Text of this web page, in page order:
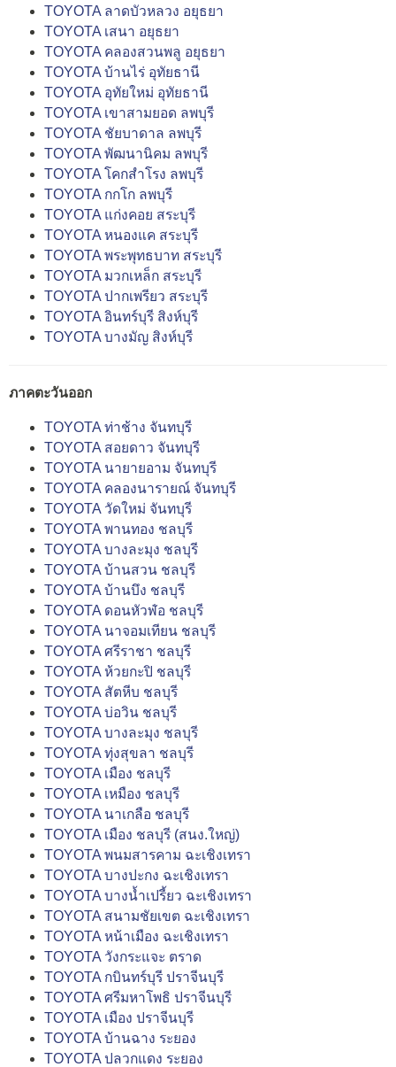
TOYOTA ลาดบัวหลวง อยุธยา
TOYOTA เสนา อยุธยา
TOYOTA คลองสวนพลู อยุธยา
TOYOTA บ้านไร่ อุทัยธานี
TOYOTA อุทัยใหม่ อุทัยธานี
TOYOTA เขาสามยอด ลพบุรี
TOYOTA ชัยบาดาล ลพบุรี
TOYOTA พัฒนานิคม ลพบุรี
TOYOTA โคกสำโรง ลพบุรี
TOYOTA กกโก ลพบุรี
TOYOTA แก่งคอย สระบุรี
TOYOTA หนองแค สระบุรี
TOYOTA พระพุทธบาท สระบุรี
TOYOTA มวกเหล็ก สระบุรี
TOYOTA ปากเพรียว สระบุรี
TOYOTA อินทร์บุรี สิงห์บุรี
TOYOTA บางมัญ สิงห์บุรี
ภาคตะวันออก
TOYOTA ท่าช้าง จันทบุรี
TOYOTA สอยดาว จันทบุรี
TOYOTA นายายอาม จันทบุรี
TOYOTA คลองนารายณ์ จันทบุรี
TOYOTA วัดใหม่ จันทบุรี
TOYOTA พานทอง ชลบุรี
TOYOTA บางละมุง ชลบุรี
TOYOTA บ้านสวน ชลบุรี
TOYOTA บ้านบึง ชลบุรี
TOYOTA ดอนหัวฬ่อ ชลบุรี
TOYOTA นาจอมเทียน ชลบุรี
TOYOTA ศรีราชา ชลบุรี
TOYOTA ห้วยกะปิ ชลบุรี
TOYOTA สัตหีบ ชลบุรี
TOYOTA บ่อวิน ชลบุรี
TOYOTA บางละมุง ชลบุรี
TOYOTA ทุ่งสุขลา ชลบุรี
TOYOTA เมือง ชลบุรี
TOYOTA เหมือง ชลบุรี
TOYOTA นาเกลือ ชลบุรี
TOYOTA เมือง ชลบุรี (สนง.ใหญ่)
TOYOTA พนมสารคาม ฉะเชิงเทรา
TOYOTA บางปะกง ฉะเชิงเทรา
TOYOTA บางน้ำเปรี้ยว ฉะเชิงเทรา
TOYOTA สนามชัยเขต ฉะเชิงเทรา
TOYOTA หน้าเมือง ฉะเชิงเทรา
TOYOTA วังกระแจะ ตราด
TOYOTA กบินทร์บุรี ปราจีนบุรี
TOYOTA ศรีมหาโพธิ ปราจีนบุรี
TOYOTA เมือง ปราจีนบุรี
TOYOTA บ้านฉาง ระยอง
TOYOTA ปลวกแดง ระยอง